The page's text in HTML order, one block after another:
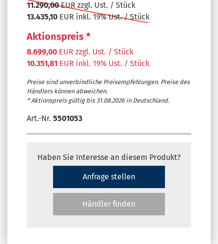
11.290,00EUR zzgl. Ust. / Stück
13.435,10 EUR inkl. 19% Ust. / Stück
Aktionspreis *
8.699,00 EUR zzgl. Ust. / Stück
10.351,81 EUR inkl. 19% Ust. / Stück
Preise sind unverbindliche Preisempfehlungen. Preise des
Händlers können abweichen.
* Aktionspreis gültig bis 31.08.2026 in Deutschland.
Art.-Nr. 5501053
Haben Sie Interesse an diesem Produkt?
Anfrage stellen
Händler finden